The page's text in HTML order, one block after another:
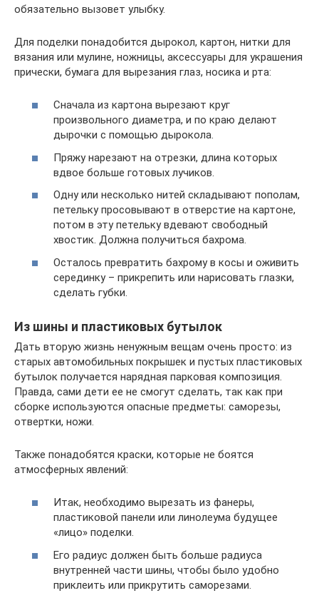
обязательно вызовет улыбку.
Для поделки понадобится дырокол, картон, нитки для
вязания или мулине, ножницы, аксессуары для украшения
прически, бумага для вырезания глаз, носика и рта:
Сначала из картона вырезают круг
произвольного диаметра, и по краю делают
дырочки с помощью дырокола.
Пряжу нарезают на отрезки, длина которых
вдвое больше готовых лучиков.
Одну или несколько нитей складывают пополам,
петельку просовывают в отверстие на картоне,
потом в эту петельку вдевают свободный
хвостик. Должна получиться бахрома.
Осталось превратить бахрому в косы и оживить
серединку – прикрепить или нарисовать глазки,
сделать губки.
Из шины и пластиковых бутылок
Дать вторую жизнь ненужным вещам очень просто: из
старых автомобильных покрышек и пустых пластиковых
бутылок получается нарядная парковая композиция.
Правда, сами дети ее не смогут сделать, так как при
сборке используются опасные предметы: саморезы,
отвертки, ножи.
Также понадобятся краски, которые не боятся
атмосферных явлений:
Итак, необходимо вырезать из фанеры,
пластиковой панели или линолеума будущее
«лицо» поделки.
Его радиус должен быть больше радиуса
внутренней части шины, чтобы было удобно
приклеить или прикрутить саморезами.